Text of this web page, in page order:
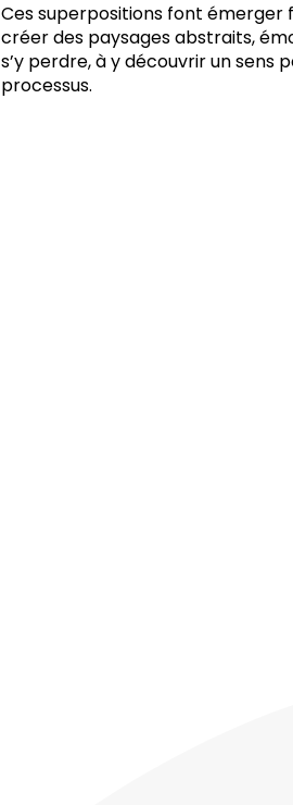
Ces superpositions font
créer des paysages abstraits,
s’y perdre, à y découvrir un
processus.